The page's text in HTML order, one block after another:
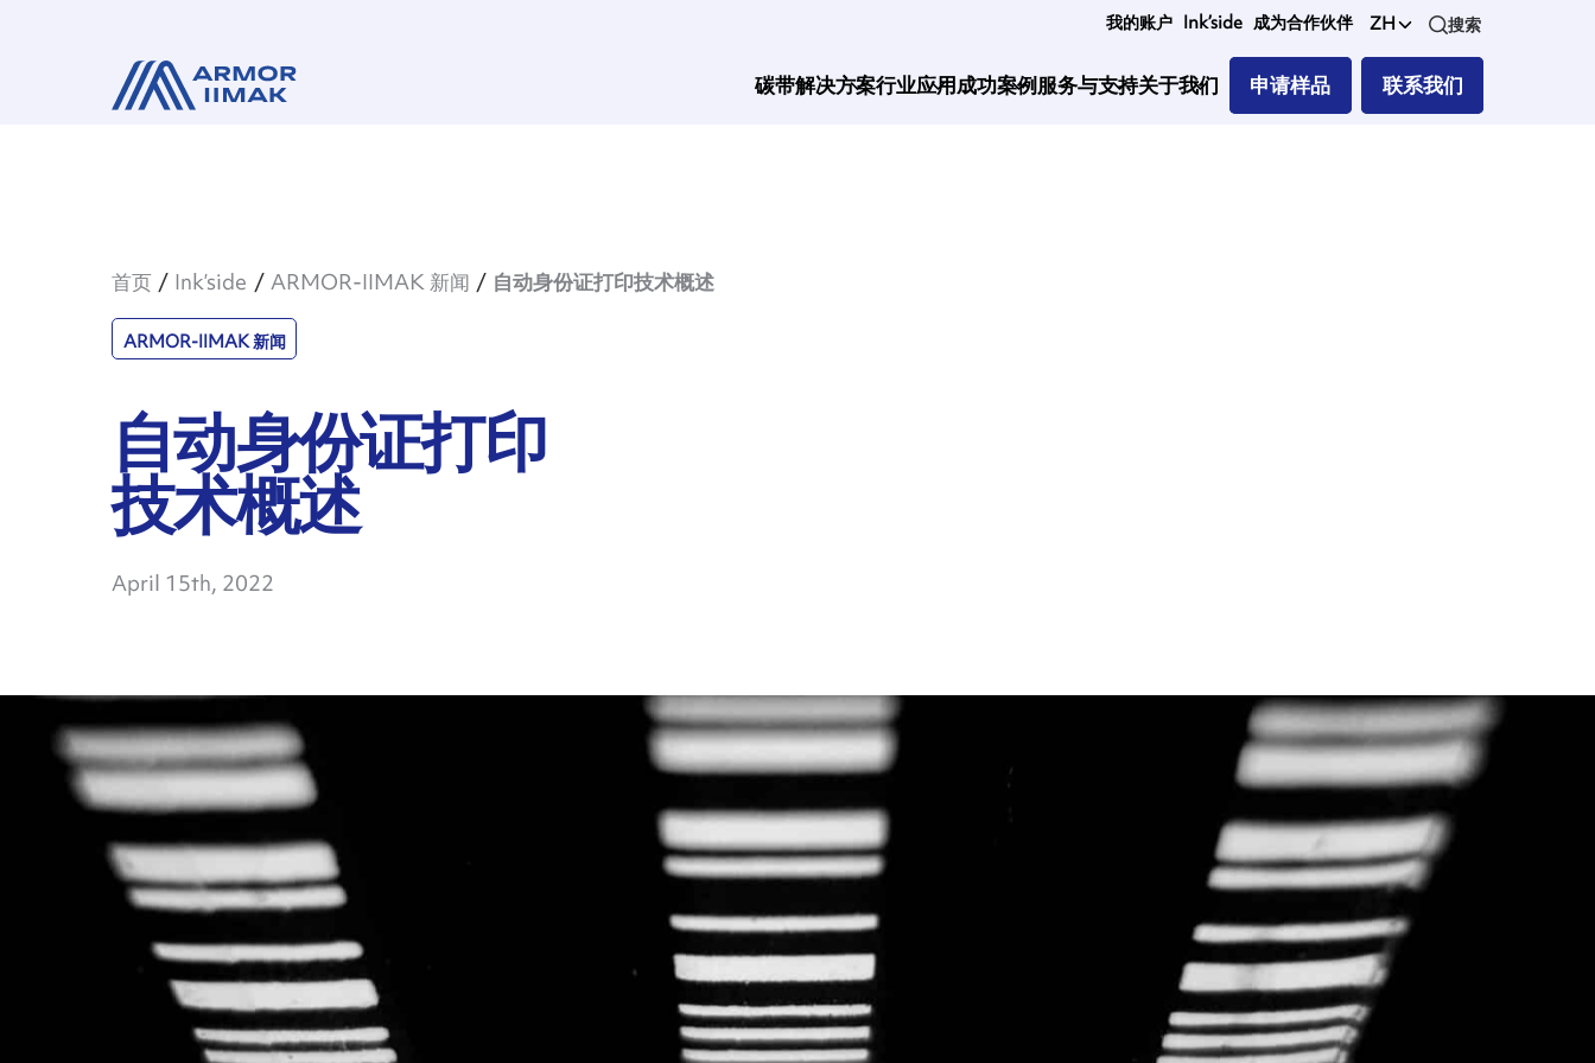
我的账户 Ink’side 成为合作伙伴 ZH 搜索
碳带解决方案行业应用成功案例服务与支持关于我们 申请样品 联系我们
首页 Ink’side ARMOR-IIMAK 新闻 自动身份证打印技术概述
ARMOR-IIMAK 新闻
自动身份证打印
技术概述
April 15th, 2022